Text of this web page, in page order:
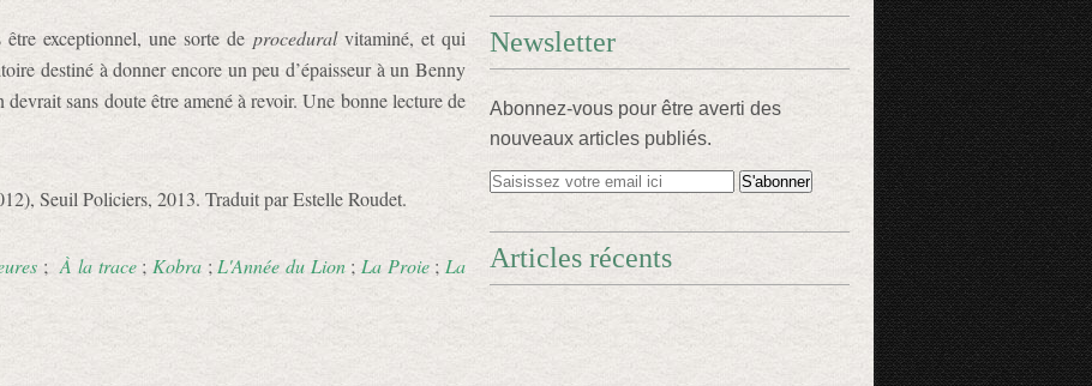
exceptionnel, une sorte de proceduralvitaminé, et qui
destiné à donner encore un peu d’épaisseur à un Benny
sans doute être amené à revoir. Une bonne lecture de
Seuil Policiers, 2013. Traduit par Estelle Roudet.
; À la trace; Kobra; L'Année du Lion; La Proie; La
Newsletter
Abonnez-vous pour être averti des
nouveaux articles publiés.
Articles récents